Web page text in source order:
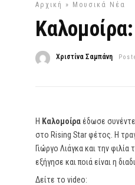
Αρχική » Μουσικά Νέα
Χριστίνα Σαμπάνη
Η Καλομοίραέδωσε
στο Rising Star φέτος. Η
Γιώργο Λιάγκα και την
εξήγησε και ποιά είναι η
Δείτε το video: